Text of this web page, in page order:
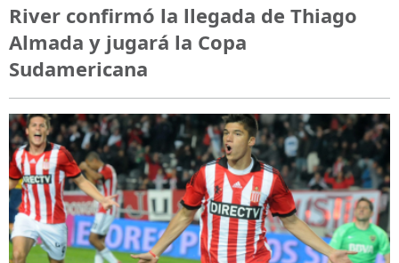
River confirmó la llegada de Thiago
Almada y jugará la Copa
Sudamericana